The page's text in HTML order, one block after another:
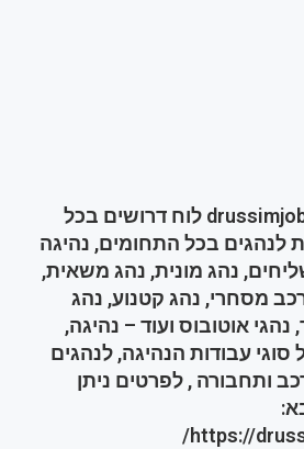
דרושים נהגים – drussimjobbs לוח דרושים בכל
לנהגים בכל התחומים, נהיגה
נהג מונית, נהג משאית,
מסחרי, נהג קטנוע, נהג
אוטובוס ועוד – נהיגה,
סוגי עבודות הנהיגה, לנהגים
ותחבורה , לפרטים ניתן
https://